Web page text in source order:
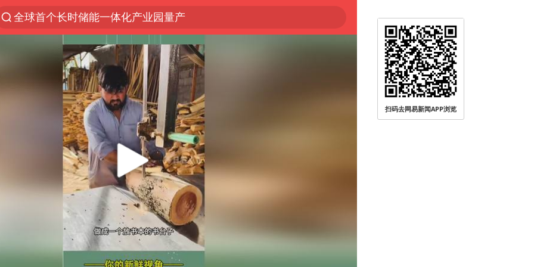
全球首个长时储能一体化产业园量产
秋天的第一杯奶茶怎么选
上海：台风白海豚或将带来龙卷风
四川宜宾高县4.9级地震致1死
中国女篮70-67险胜尼日利亚女篮
中巨芯：上半年归母净利润1405.77万元
38岁演员求职万岁山NPC成功
胜宏科技：股票交易异常波动
国乒男单横滨冠军赛全军覆没
胡彦斌获《歌手2026》歌王
扫码去网易新闻APP浏览